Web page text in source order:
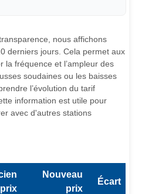
nous affichons
derniers jours. Cela permet aux
la fréquence et l’ampleur des
soudaines ou les baisses
l’évolution du tarif
information est utile pour
avec d'autres stations
prix
Nouveau
prix
Écart